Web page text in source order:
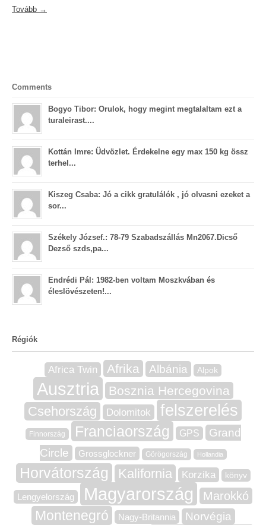
Tovább →
Comments
Bogyo Tibor: Orulok, hogy megint megtalaltam ezt a
turaleirast....
Kottán Imre: Üdvözlet. Érdekelne egy max 150 kg össz
terhel...
Kiszeg Csaba: Jó a cikk gratulálók , jó olvasni ezeket a
sor...
Székely József.: 78-79 Szabadszállás Mn2067.Dicső
Dezső szds,pa...
Endrédi Pál: 1982-ben voltam Moszkvában és
éleslövészeten!...
Régiók
Africa Twin Afrika Albánia Alpok
Ausztria Bosznia Hercegovina
Csehország Dolomitok felszerelés
Finnország Franciaország GPS
Grand
Circle
Grossglockner Görögország Hollandia
Horvátország Kalifornia Korzika könyv
Lengyelország Magyarország Marokkó
Montenegró Nagy-Britannia Norvégia